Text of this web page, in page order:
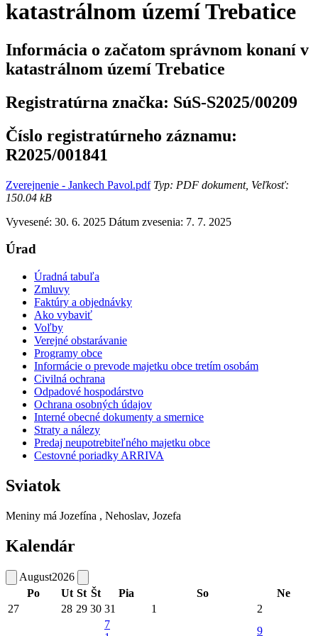
katastrálnom území Trebatice
Informácia o začatom správnom konaní v
katastrálnom území Trebatice
Registratúrna značka: SúS-S2025/00209
Číslo registratúrneho záznamu:
R2025/001841
Zverejnenie - Jankech Pavol.pdfTyp: PDF dokument, Veľkosť:
150.04 kB
Vyvesené: 30. 6. 2025 Dátum zvesenia: 7. 7. 2025
Úrad
Úradná tabuľa
Zmluvy
Faktúry a objednávky
Ako vybaviť
Voľby
Verejné obstarávanie
Programy obce
Informácie o prevode majetku obce tretím osobám
Civilná ochrana
Odpadové hospodárstvo
Ochrana osobných údajov
Interné obecné dokumenty a smernice
Straty a nálezy
Predaj neupotrebiteľného majetku obce
Cestovné poriadky ARRIVA
Sviatok
Meniny má Jozefína , Nehoslav, Jozefa
Kalendár
August2026
Po
Ut St Št Pia So
Ne
27
28 29 30 31 1 2
7
9